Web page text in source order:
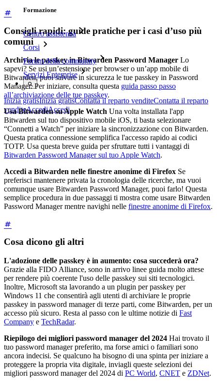
Formazione
Centro assistenza
Corsi
Forum della community
Servizi Enterprise
Inizia gratisInizia gratisContatta il reparto venditeContatta il reparto
venditeAccediAccedi
Consigli rapidi: guide pratiche per i casi d’uso più
comuni
Archivia le passkey in Bitwarden Password Manager Lo
sapevi? Se usi un’estensione per browser o un’app mobile di
Bitwarden, puoi salvare in sicurezza le tue passkey in Password
Manager. Per iniziare, consulta questa guida passo passo
all’archiviazione delle tue passkey.
Usa Bitwarden su Apple Watch Una volta installata l'app
Bitwarden sul tuo dispositivo mobile iOS, ti basta selezionare
“Connetti a Watch” per iniziare la sincronizzazione con Bitwarden.
Questa pratica connessione semplifica l'accesso rapido ai codici
TOTP. Usa questa breve guida per sfruttare tutti i vantaggi di
Bitwarden Password Manager sul tuo Apple Watch.
Accedi a Bitwarden nelle finestre anonime di Firefox Se
preferisci mantenere privata la cronologia delle ricerche, ma vuoi
comunque usare Bitwarden Password Manager, puoi farlo! Questa
semplice procedura in due passaggi ti mostra come usare Bitwarden
Password Manager mentre navighi nelle finestre anonime di Firefox.
Cosa dicono gli altri
L'adozione delle passkey è in aumento: cosa succederà ora?
Grazie alla FIDO Alliance, sono in arrivo linee guida molto attese
per rendere più coerente l'uso delle passkey sui siti tecnologici.
Inoltre, Microsoft sta lavorando a un plugin per passkey per
Windows 11 che consentirà agli utenti di archiviare le proprie
passkey in password manager di terze parti, come Bitwarden, per un
accesso più sicuro. Resta al passo con le ultime notizie di Fast
Company e TechRadar.
Riepilogo dei migliori password manager del 2024 Hai trovato il
tuo password manager preferito, ma forse amici o familiari sono
ancora indecisi. Se qualcuno ha bisogno di una spinta per iniziare a
proteggere la propria vita digitale, inviagli queste selezioni dei
migliori password manager del 2024 di PC World, CNET e ZDNet.